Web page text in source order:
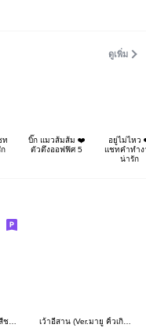
ดูเพิ่ม
ท
บิ๊ก แมวส้มส้ม ❤️
ตัวตึงออฟฟิศ 5
อยู่ไม่ไหว
แชทคำทำง
น่ารัก
สาวอ้วนน่ารัก ออฟฟิศสีชมพู เว้าอีสาน (Ver.มายู คิ้วเกิร์ล)